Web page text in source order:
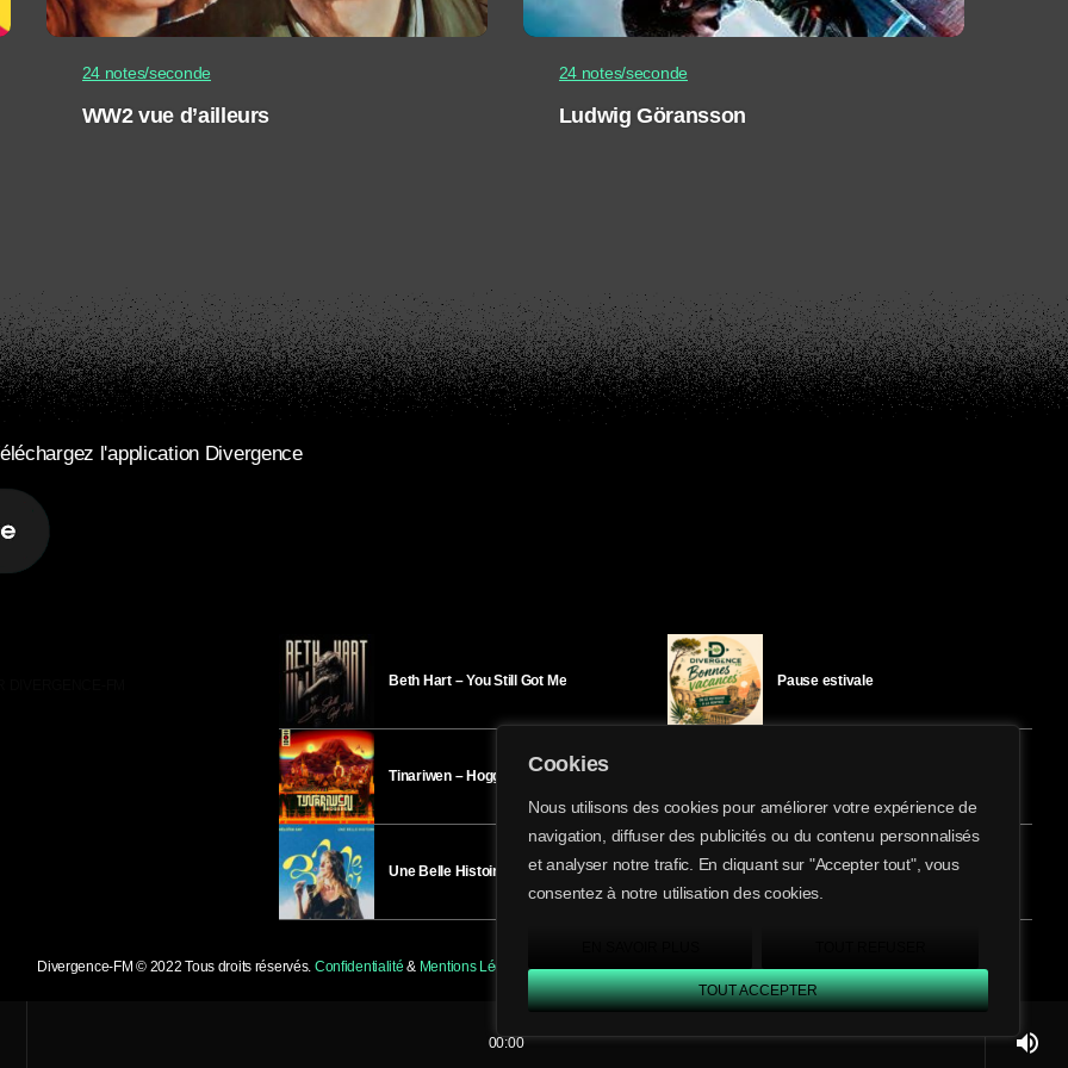
Cookies
Nous utilisons des cookies pour améliorer votre expérience de
navigation, diffuser des publicités ou du contenu personnalisés
et analyser notre trafic. En cliquant sur "Accepter tout", vous
consentez à notre utilisation des cookies.
TOUT ACCEPTER
00:00 volume_up
share
email
24 notes/seconde
WW2 vue d’ailleurs
24 notes/seconde
Ludwig Göransson
l'application Divergence
Beth Hart – You Still Got Me
Tinariwen – Hoggar
Une Belle Histoire – Héloïse Bay
Pause estivale
Ici l’Ombre – mardi 28 juillet
Divergence-FM © 2022 Tous droits réservés. Confidentialité & Mentions Légales.